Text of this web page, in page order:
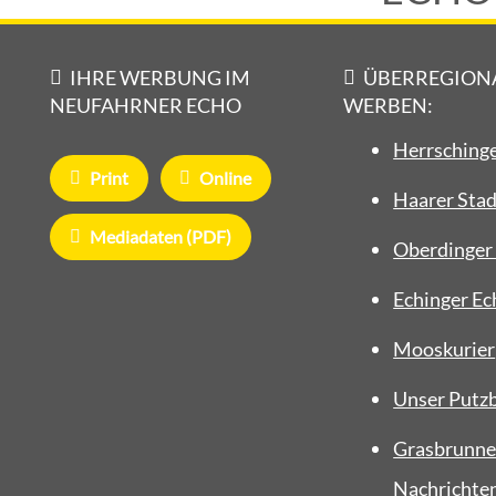
IHRE WERBUNG IM
NEUFAHRNER ECHO
Print Online
Mediadaten (PDF)
WERBEN:
Haarer
Echinger
Mooskurier
Unser